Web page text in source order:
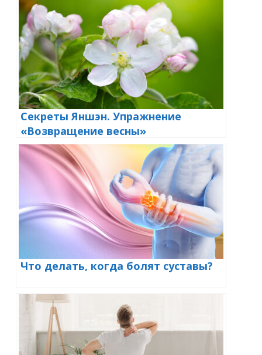
Секреты Яншэн. Упражнение
«Возвращение весны»
Что делать, когда болят суставы?